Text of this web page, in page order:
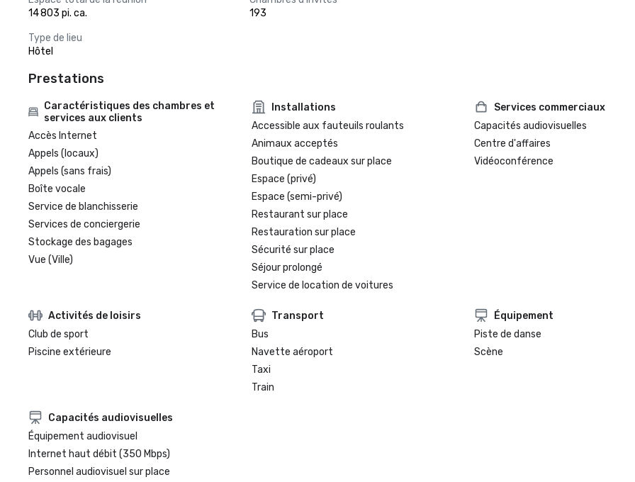
14 803 pi. ca.
193
Type de lieu
Hôtel
Prestations
Caractéristiques des chambres et
services aux clients
Accès Internet
Appels (locaux)
Appels (sans frais)
Boîte vocale
Service de blanchisserie
Services de conciergerie
Stockage des bagages
Vue (Ville)
Installations
Accessible aux fauteuils roulants
Animaux acceptés
Boutique de cadeaux sur place
Espace (privé)
Espace (semi-privé)
Restaurant sur place
Restauration sur place
Sécurité sur place
Séjour prolongé
Service de location de voitures
Services commerciaux
Capacités audiovisuelles
Centre d'affaires
Vidéoconférence
Activités de loisirs
Club de sport
Piscine extérieure
Transport
Bus
Navette aéroport
Taxi
Train
Équipement
Piste de danse
Scène
Capacités audiovisuelles
Équipement audiovisuel
Internet haut débit (350 Mbps)
Personnel audiovisuel sur place